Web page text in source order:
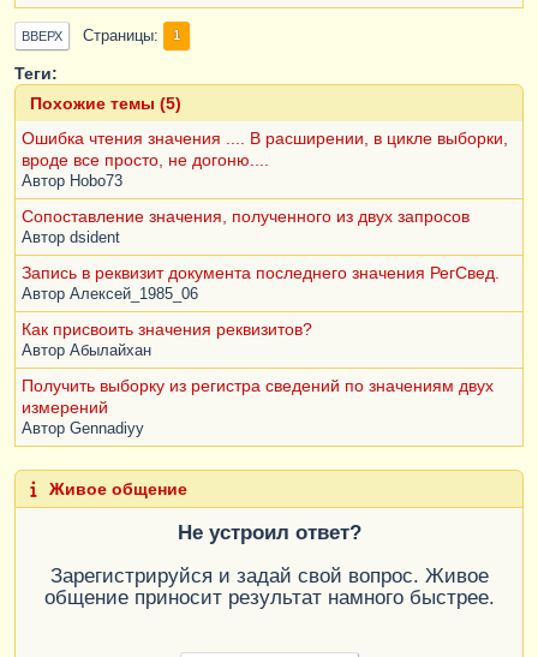
ВВЕРХ Страницы 1
Теги:
Похожие темы (5)
Ошибка чтения значения .... В расширении, в цикле выборки,
вроде все просто, не догоню....
Автор Hobo73
Сопоставление значения, полученного из двух запросов
Автор dsident
Запись в реквизит документа последнего значения РегСвед.
Автор Алексей_1985_06
Как присвоить значения реквизитов?
Автор Абылайхан
Получить выборку из регистра сведений по значениям двух
измерений
Автор Gennadiyy
Живое общение
Не устроил ответ?
Зарегистрируйся и задай свой вопрос. Живое
общение приносит результат намного быстрее.